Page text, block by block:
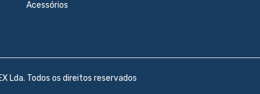
Acessórios
Lda. Todos os direitos reservados